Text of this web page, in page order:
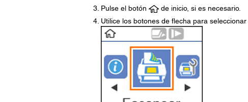
Pulse el botón
de inicio, si es necesario.
Utilice los botones de flecha para seleccionar